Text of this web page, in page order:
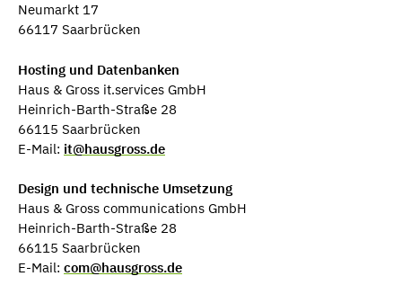
Neumarkt 17
66117 Saarbrücken
Hosting und Datenbanken
Haus & Gross it.services GmbH
Heinrich-Barth-Straße 28
66115 Saarbrücken
E-Mail: it@hausgross.de
Design und technische Umsetzung
Haus & Gross communications GmbH
Heinrich-Barth-Straße 28
66115 Saarbrücken
E-Mail: com@hausgross.de